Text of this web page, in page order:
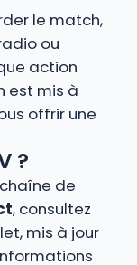
le match,
ou
action
est mis à
offrir une
?
de
, consultez
mis à jour